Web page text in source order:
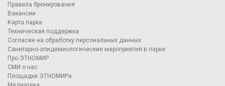
Правила бронирования
Вакансии
Карта парка
Техническая поддержка
Согласие на обработку персональных данных
Санитарно-эпидемиологические мероприятия в парке
Про ЭТНОМИР
СМИ о нас
Площадки ЭТНОМИРа